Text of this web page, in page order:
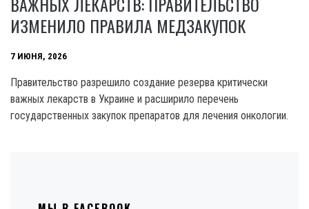
ИЗМЕНИЛО ПРАВИЛА МЕДЗАКУПОК
7 ИЮНЯ, 2026
Правительство разрешило создание резерва критически
важных лекарств в Украине и расширило перечень
государственных закупок препаратов для лечения онкологии.